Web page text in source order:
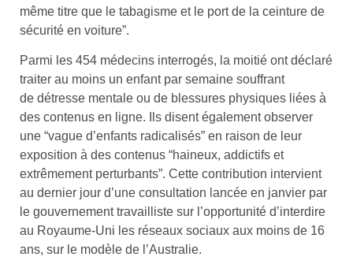
même titre que le tabagisme et le port de la ceinture de
sécurité en voiture”.
Parmi les 454 médecins interrogés, la moitié ont déclaré
traiter au moins un enfant par semaine souffrant
de détresse mentale ou de blessures physiques liées à
des contenus en ligne. Ils disent également observer
une “vague d’enfants radicalisés” en raison de leur
exposition à des contenus “haineux, addictifs et
extrêmement perturbants”. Cette contribution intervient
au dernier jour d’une consultation lancée en janvier par
le gouvernement travailliste sur l’opportunité d’interdire
au Royaume-Uni les réseaux sociaux aux moins de 16
ans, sur le modèle de l’Australie.